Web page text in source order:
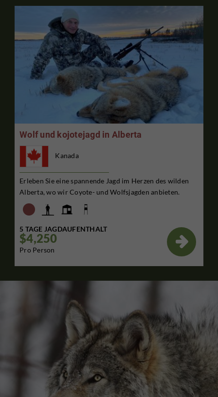
Wolf und kojotejagd in Alberta
Kanada
Erleben Sie eine spannende Jagd im Herzen des wilden
Alberta, wo wir Coyote- und Wolfsjagden anbieten.
5 TAGE JAGDAUFENTHALT
$4,250
Pro Person
